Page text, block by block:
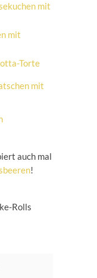
mit
mit
Torte
mit
auch mal
!